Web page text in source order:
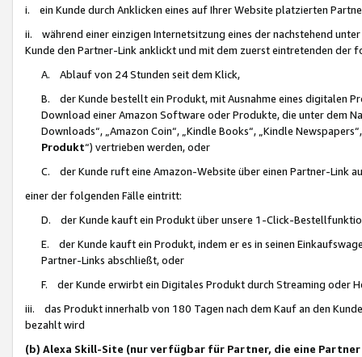
i. ein Kunde durch Anklicken eines auf Ihrer Website platzierten
ii. während einer einzigen Internetsitzung eines der nachstehend
Kunde den Partner-Link anklickt und mit dem zuerst eintretenden der
A. Ablauf von 24 Stunden seit dem Klick,
B. der Kunde bestellt ein Produkt, mit Ausnahme eines digitalen
Download einer Amazon Software oder Produkte, die unter dem
Downloads“, „Amazon Coin“, „Kindle Books“, „Kindle
Produkt“) vertrieben werden, oder
C. der Kunde ruft eine Amazon-Website über einen Partner-Link
einer der folgenden Fälle eintritt:
D. der Kunde kauft ein Produkt über unsere 1-Click-
E. der Kunde kauft ein Produkt, indem er es in seinen
Partner-Links abschließt, oder
F. der Kunde erwirbt ein Digitales Produkt durch Streaming oder
iii. das Produkt innerhalb von 180 Tagen nach dem Kauf an den
bezahlt wird
(b) Alexa Skill-Site (nur verfügbar für Partner, die eine